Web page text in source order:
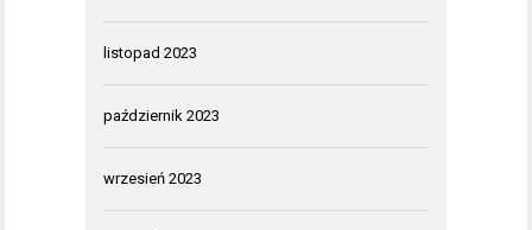
listopad 2023
październik 2023
wrzesień 2023